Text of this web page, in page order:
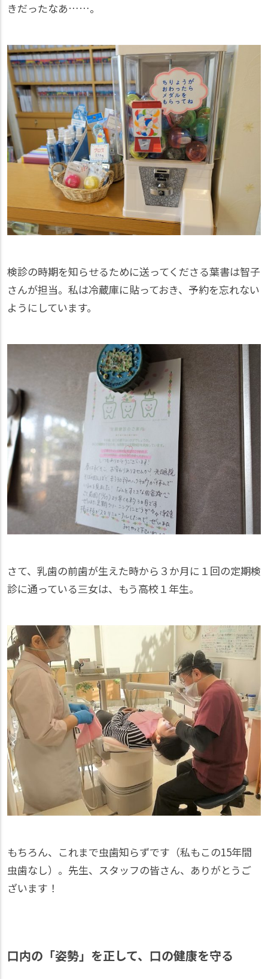
きだったなあ……。
検診の時期を知らせるために送ってくださる葉書は智子
さんが担当。私は冷蔵庫に貼っておき、予約を忘れない
ようにしています。
さて、乳歯の前歯が生えた時から３か月に１回の定期検
診に通っている三女は、もう高校１年生。
もちろん、これまで虫歯知らずです（私もこの15年間
虫歯なし）。先生、スタッフの皆さん、ありがとうご
ざいます！
口内の「姿勢」を正して、口の健康を守る